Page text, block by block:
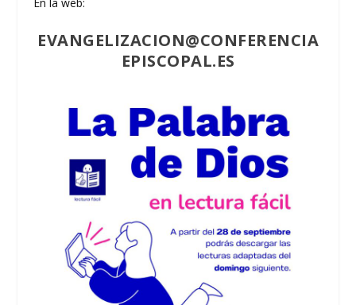
En la web:
EVANGELIZACION@CONFERENCIA
EPISCOPAL.ES